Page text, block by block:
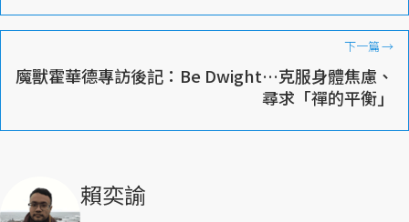
下一篇→
魔獸霍華德專訪後記：Be Dwight…克服身體焦慮、
尋求「禪的平衡」
賴奕諭